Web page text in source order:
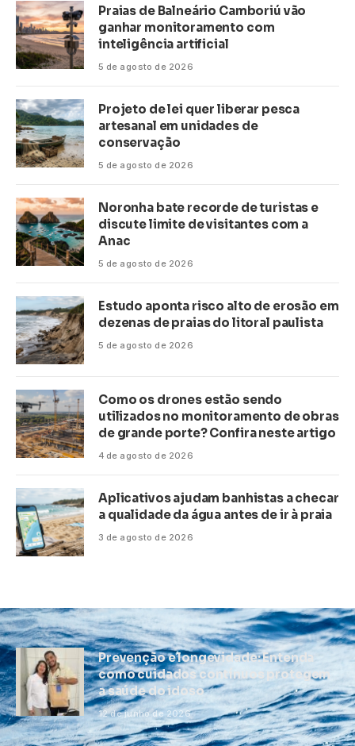
Praias de Balneário Camboriú vão
ganhar monitoramento com
inteligência artificial
5 de agosto de 2026
Projeto de lei quer liberar pesca
artesanal em unidades de
conservação
5 de agosto de 2026
Noronha bate recorde de turistas e
discute limite de visitantes com a
Anac
5 de agosto de 2026
Estudo aponta risco alto de erosão em
dezenas de praias do litoral paulista
5 de agosto de 2026
Como os drones estão sendo
utilizados no monitoramento de obras
de grande porte? Confira neste artigo
4 de agosto de 2026
Aplicativos ajudam banhistas a checar
a qualidade da água antes de ir à praia
3 de agosto de 2026
Prevenção e longevidade: Entenda
como cuidados contínuos protegem
a saúde do idoso
12 de junho de 2026